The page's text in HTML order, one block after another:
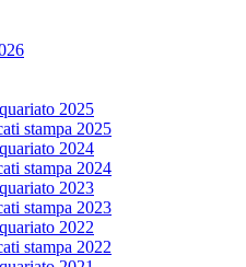
2025
stampa 2025
2024
stampa 2024
2023
stampa 2023
2022
stampa 2022